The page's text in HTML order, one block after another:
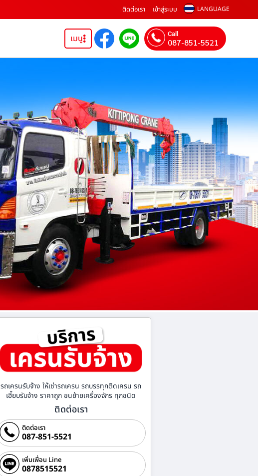
ติดต่อเรา เข้าสู่ระบบ LANGUAGE
เมนู Call
087-851-5521
รถเครนรับจ้าง ให้เช่ารถเครน รถบรรทุกติดเครน รถ
เฮี๊ยบรับจ้าง ราคาถูก ขนย้ายเครื่องจักร ทุกชนิด
ติดต่อเรา
ติดต่อเรา
087-851-5521
เพิ่มเพื่อน Line
0878515521